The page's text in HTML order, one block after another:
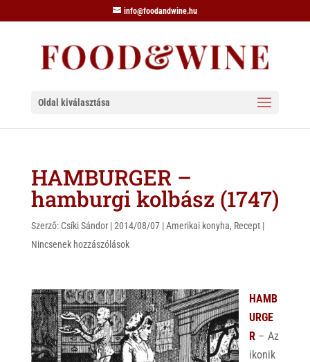
info@foodandwine.hu
Oldal kiválasztása
HAMBURGER –
hamburgi kolbász (1747)
Szerző: Csíki Sándor|2014/08/07|Amerikai konyha, Recept|
Nincsenek hozzászólások
HAMB
URGE
R– Az
ikonik